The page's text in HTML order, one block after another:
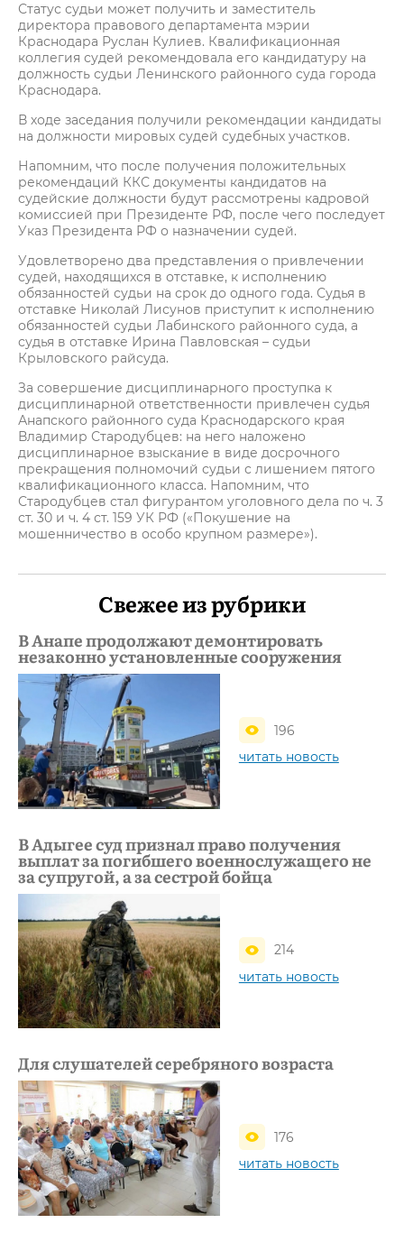
Статус судьи может получить и заместитель
директора правового департамента мэрии
Краснодара Руслан Кулиев. Квалификационная
коллегия судей рекомендовала его кандидатуру на
должность судьи Ленинского районного суда города
Краснодара.
В ходе заседания получили рекомендации кандидаты
на должности мировых судей судебных участков.
Напомним, что после получения положительных
рекомендаций ККС документы кандидатов на
судейские должности будут рассмотрены кадровой
комиссией при Президенте РФ, после чего последует
Указ Президента РФ о назначении судей.
Удовлетворено два представления о привлечении
судей, находящихся в отставке, к исполнению
обязанностей судьи на срок до одного года. Судья в
отставке Николай Лисунов приступит к исполнению
обязанностей судьи Лабинского районного суда, а
судья в отставке Ирина Павловская – судьи
Крыловского райсуда.
За совершение дисциплинарного проступка к
дисциплинарной ответственности привлечен судья
Анапского районного суда Краснодарского края
Владимир Стародубцев: на него наложено
дисциплинарное взыскание в виде досрочного
прекращения полномочий судьи с лишением пятого
квалификационного класса. Напомним, что
Стародубцев стал фигурантом уголовного дела по ч. 3
ст. 30 и ч. 4 ст. 159 УК РФ («Покушение на
мошенничество в особо крупном размере»).
Свежее из рубрики
В Анапе продолжают демонтировать
незаконно установленные сооружения
196
читать новость
В Адыгее суд признал право получения
выплат за погибшего военнослужащего не
за супругой, а за сестрой бойца
214
читать новость
Для слушателей серебряного возраста
176
читать новость